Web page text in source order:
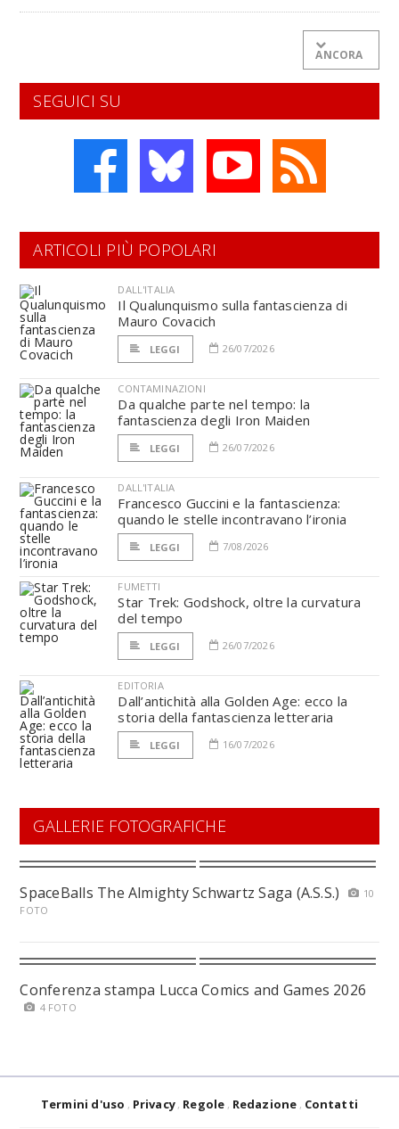
ANCORA
SEGUICI SU
ARTICOLI PIÙ POPOLARI
DALL'ITALIA
Il Qualunquismo sulla fantascienza di
Mauro Covacich
LEGGI 26/07/2026
CONTAMINAZIONI
Da qualche parte nel tempo: la
fantascienza degli Iron Maiden
LEGGI 26/07/2026
DALL'ITALIA
Francesco Guccini e la fantascienza:
quando le stelle incontravano l’ironia
LEGGI 7/08/2026
FUMETTI
Star Trek: Godshock, oltre la curvatura
del tempo
LEGGI 26/07/2026
EDITORIA
Dall’antichità alla Golden Age: ecco la
storia della fantascienza letteraria
LEGGI 16/07/2026
GALLERIE FOTOGRAFICHE
SpaceBalls The Almighty Schwartz Saga (A.S.S.)
10
FOTO
Conferenza stampa Lucca Comics and Games 2026
4 FOTO
Termini d'uso Privacy Regole Redazione Contatti